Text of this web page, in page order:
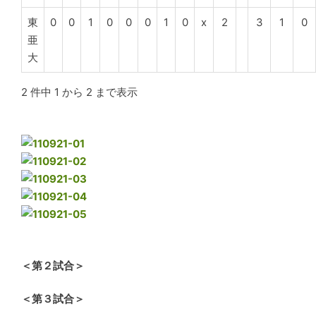
東
亜
大
0 0 1 0 0 0 1 0 x 2 3 1 0
2 件中 1 から 2 まで表示
＜第２試合＞
＜第３試合＞